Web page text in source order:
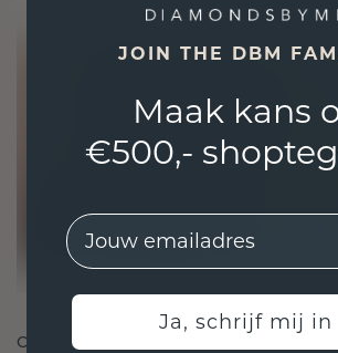
ONTWORPEN VOOR VERBINDING
JOIN THE DBM
Maak kans
€500,-
EMail
Ja, schrijf mij in